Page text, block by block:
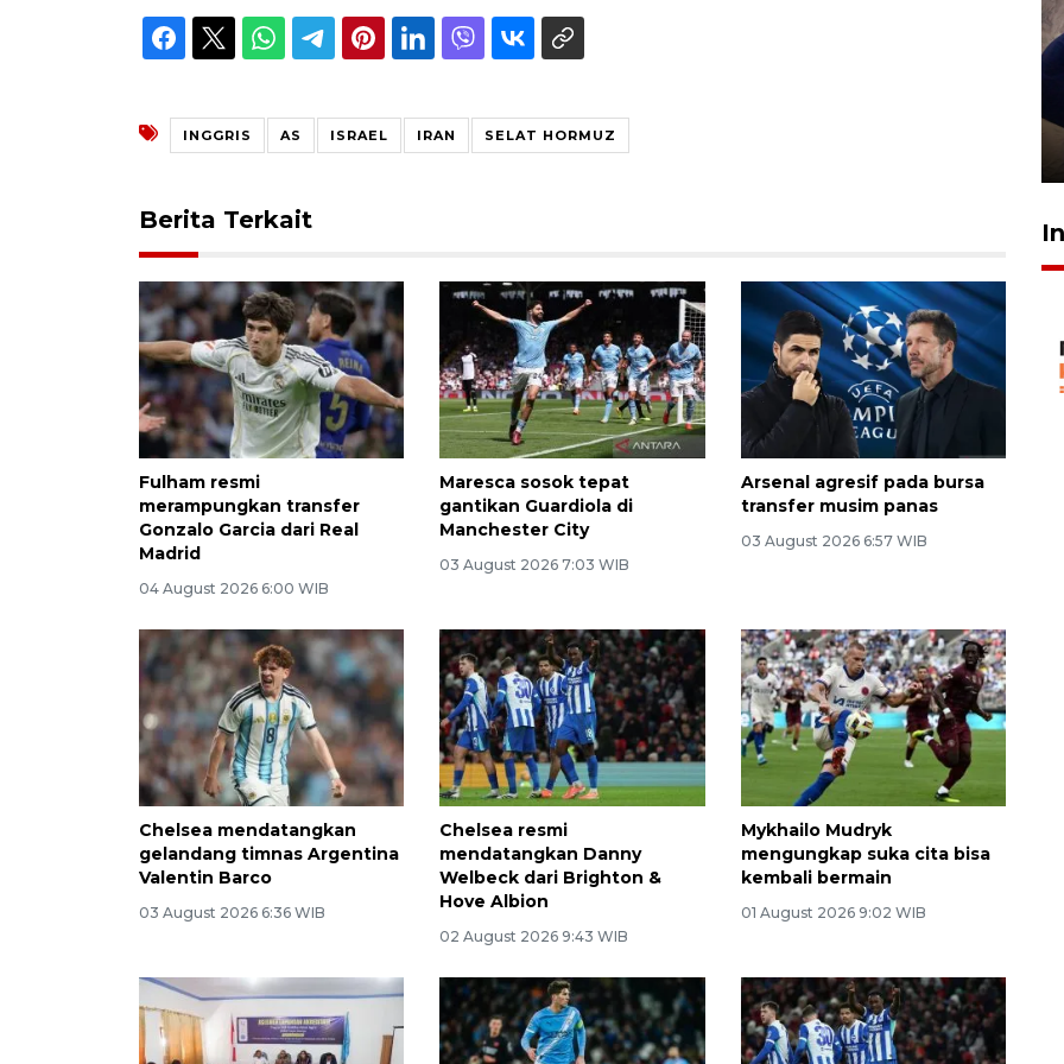
INGGRIS AS ISRAEL IRAN SELAT HORMUZ
Berita Terkait
Fulham resmi
merampungkan transfer
Gonzalo Garcia dari Real
Madrid
04 August 2026 6:00 WIB
Maresca sosok tepat
gantikan Guardiola di
Manchester City
03 August 2026 7:03 WIB
Arsenal agresif pada bursa
transfer musim panas
03 August 2026 6:57 WIB
Chelsea mendatangkan
gelandang timnas Argentina
Valentin Barco
03 August 2026 6:36 WIB
Chelsea resmi
mendatangkan Danny
Welbeck dari Brighton &
Hove Albion
02 August 2026 9:43 WIB
Mykhailo Mudryk
mengungkap suka cita bisa
kembali bermain
01 August 2026 9:02 WIB
Belanja turis asing beri angin
segar bagi ekonomi